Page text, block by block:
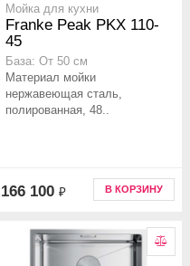
Мойка для кухни
Franke Peak PKX 110-
45
База: От 50 см
Материал мойки
нержавеющая сталь,
полированная, 48..
166 100 ₽ В КОРЗИНУ